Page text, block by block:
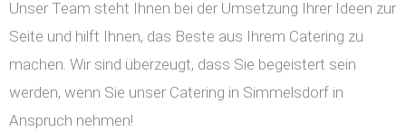
Unser Team steht Ihnen bei der Umsetzung Ihrer Ideen zur
Seite und hilft Ihnen, das Beste aus Ihrem Catering zu
machen. Wir sind überzeugt, dass Sie begeistert sein
werden, wenn Sie unser Catering in Simmelsdorf in
Anspruch nehmen!